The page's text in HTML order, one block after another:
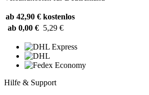
ab 42,90 € kostenlos
ab 0,00 € 5,29 €
Hilfe & Support